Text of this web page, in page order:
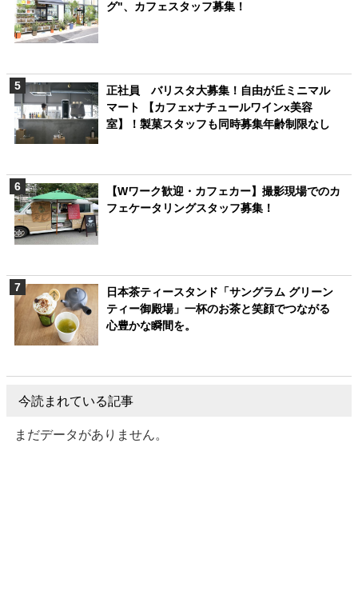
グ"、カフェスタッフ募集！
正社員 バリスタ大募集！自由が丘ミニマル
マート 【カフェxナチュールワインx美容
室】！製菓スタッフも同時募集年齢制限なし
【Wワーク歓迎・カフェカー】撮影現場でのカ
フェケータリングスタッフ募集！
日本茶ティースタンド「サングラム グリーン
ティー御殿場」一杯のお茶と笑顔でつながる
心豊かな瞬間を。
今読まれている記事
まだデータがありません。